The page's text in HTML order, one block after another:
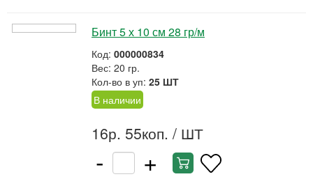
Бинт 5 х 10 см 28 гр/м
Код: 000000834
Вес: 20 гр.
Кол-во в уп: 25 ШТ
В наличии
16р. 55коп. / ШТ
- +